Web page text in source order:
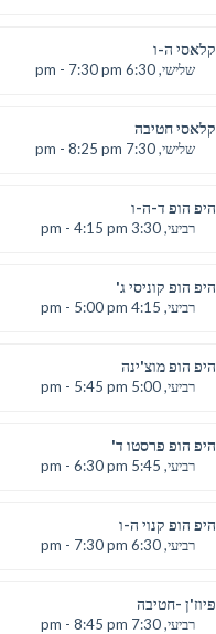
קלאסי ה-ו
שלישי, 6:30 pm - 7:30 pm
יעלי
קלאסי חטיבה
שלישי, 7:30 pm - 8:25 pm
היפ הופ ד-ה-ו
רביעי, 3:30 pm - 4:15 pm
היפ הופ קוניסי ג'
רביעי, 4:15 pm - 5:00 pm
היפ הופ מוצ'ינה
רביעי, 5:00 pm - 5:45 pm
היפ הופ פרסטו ד'
רביעי, 5:45 pm - 6:30 pm
לירון
היפ הופ קנוי ה-ו
רביעי, 6:30 pm - 7:30 pm
פיוז'ן -חטיבה
רביעי, 7:30 pm - 8:45 pm